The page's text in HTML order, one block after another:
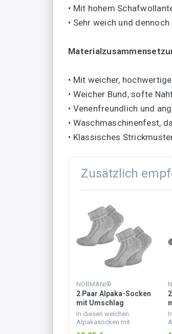
• Mit hohem
• Sehr weich und
• Mit weicher,
• Weicher Bund, softe
• Venenfreundlich und
• Waschmaschinenfest,
• Klassisches
Zusätzlich
NORMANI®
2 Paar Alpaka-Socken
mit Umschlag
Hellgrau
In diesen weichen
Alpakasocken mit